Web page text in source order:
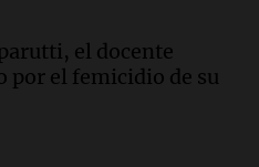
y ciudadanos
de tierras
el docente
el femicidio de su